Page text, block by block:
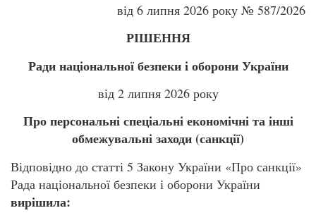
від 6 липня 2026 року № 587/2026
РІШЕННЯ
Ради національної безпеки і оборони України
від 2 липня 2026 року
Про персональні спеціальні економічні та інші
обмежувальні заходи (санкції)
Відповідно до статті 5 Закону України «Про санкції»
Рада національної безпеки і оборони України
вирішила: